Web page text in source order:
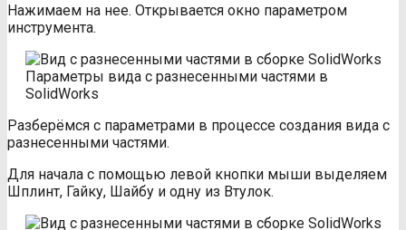
Нажимаем на нее. Открывается окно параметром
инструмента.
Параметры вида с разнесенными частями в
SolidWorks
Разберёмся с параметрами в процессе создания вида с
разнесенными частями.
Для начала с помощью левой кнопки мыши выделяем
Шплинт, Гайку, Шайбу и одну из Втулок.